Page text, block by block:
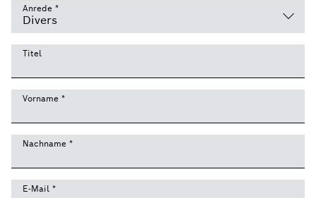
Anrede *
Titel
Vorname *
Nachname *
E-Mail *